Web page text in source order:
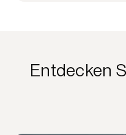
Entdecken